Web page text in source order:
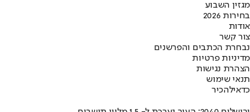
מגזין השבוע
בחירות 2026
אודות
צור קשר
נבחרת הכתבים והפרשנים
מדיניות פרטיות
הצהרת נגישות
תנאי שימוש
כדאילהכיר